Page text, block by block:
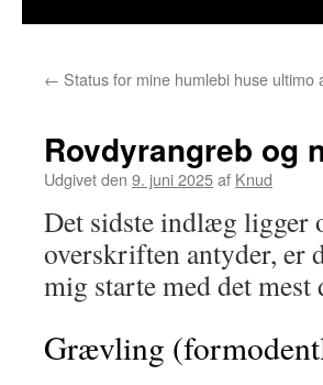
← Status for mine humlebi huse ultimo
Rovdyrangreb og
Udgivet den 9. juni 2025af Knud
Det sidste indlæg ligger
overskriften antyder, er
mig starte med det
Grævling